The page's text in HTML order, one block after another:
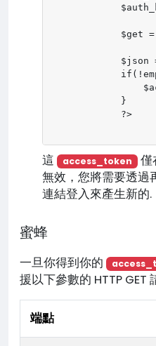
$get
$json
            }
這 access_token
僅
無效，您將需要透過
連結登入來產生新的.
蜜蜂
一旦你得到你的
援以下參數的 HTTP
端點